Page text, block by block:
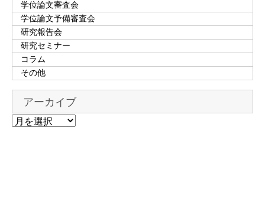
学位論文審査会
学位論文予備審査会
研究報告会
研究セミナー
コラム
その他
アーカイブ
ア